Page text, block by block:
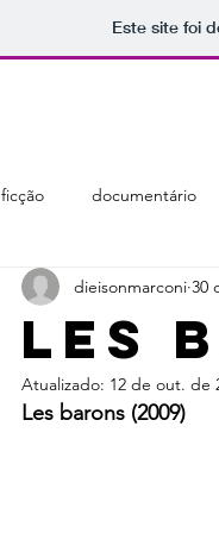
Este site foi
ficção documentário
Les
dieisonmarconi 30
Atualizado: 12 de out. de
Les barons (2009)